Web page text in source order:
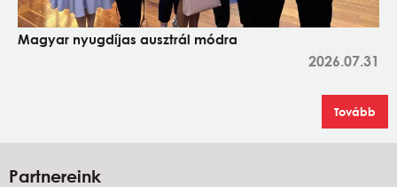
Magyar nyugdíjas ausztrál módra
2026.07.31
Tovább
Partnereink